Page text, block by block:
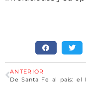
ANTERIOR